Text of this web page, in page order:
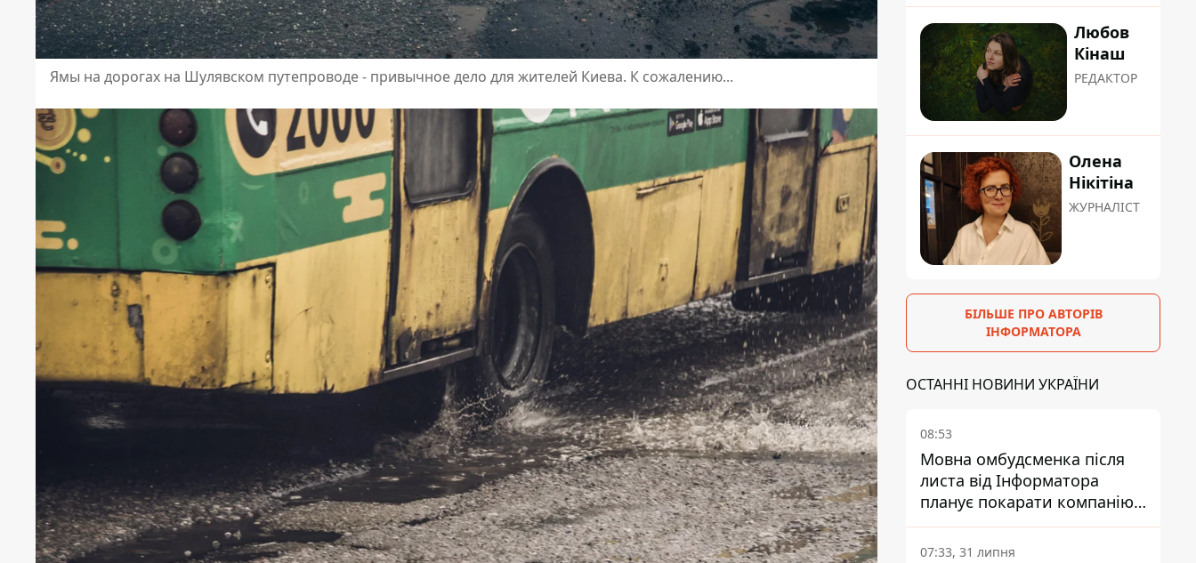
Ямы на дорогах на Шулявском путепроводе - привычное дело для жителей Киева. К сожалению...
Любов
Кінаш
РЕДАКТОР
Олена
Нікітіна
ЖУРНАЛІСТ
БІЛЬШЕ ПРО АВТОРІВ
ІНФОРМАТОРА
ОСТАННІ НОВИНИ УКРАЇНИ
08:53
Мовна омбудсменка після
листа від Інформатора
планує покарати компанію-
підрядника ПриватБанку
07:33, 31 липня